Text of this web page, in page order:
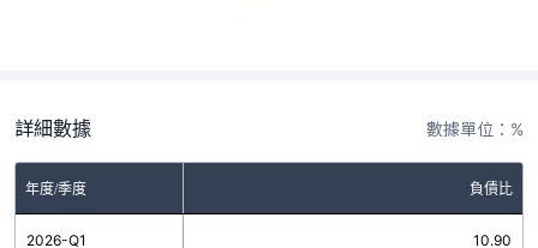
詳細數據 數據單位：%
年度/季度 負債比
2026-Q1 10.90